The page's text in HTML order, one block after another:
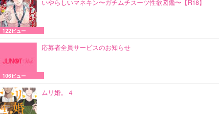
いやらしいマネキン〜ガチムチスーツ性欲図鑑〜【R18】
122ビュー
応募者全員サービスのお知らせ
106ビュー
ムリ婚。 4